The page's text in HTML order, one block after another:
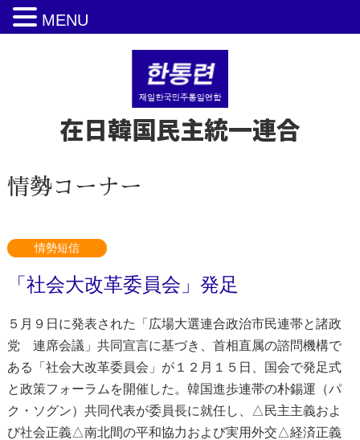
在日韓国民主統一連合
情勢コーナー
情勢短信
「社会大改革委員会」発足
５月９日に発表された「広場大選連合政治市民連帯と諸政
党 連席会議」共同宣言に基づき、首相直属の諮問機構で
ある「社会大改革委員会」が１２月１５日、国会で発足式
と政策フォーラムを開催した。韓国進歩連帯の朴錫運（パ
ク・ソグン）共同代表が委員長に就任し、△民主主義およ
び社会正義△南北間の平和協力および実用外交△経済正義
MENU